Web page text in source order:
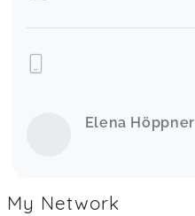
Elena Höppner
My Network